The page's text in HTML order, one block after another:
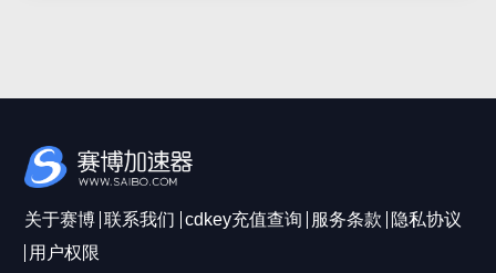
关于赛博 联系我们 cdkey充值查询 服务条款
隐私协议
用户权限